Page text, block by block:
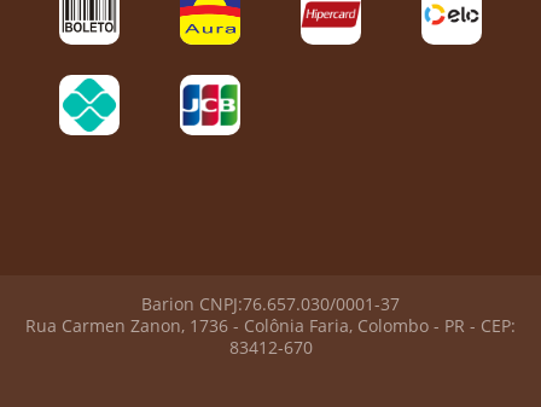
Barion CNPJ:76.657.030/0001-37
Rua Carmen Zanon, 1736 - Colônia Faria, Colombo - PR - CEP:
83412-670